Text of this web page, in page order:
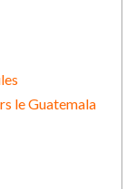
le Guatemala